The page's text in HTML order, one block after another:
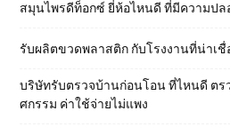
สมุนไพรดีท็อกซ์ ยี่ห้อไหนดี ที่มีความป
รับผลิตขวดพลาสติก กับโรงงานที่น่าเ
บริษัทรับตรวจบ้านก่อนโอน ที่ไหนดี ตร
ศกรรม ค่าใช้จ่ายไม่แพง